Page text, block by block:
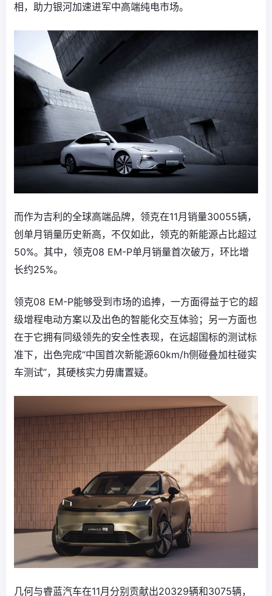
相，助力银河加速进军中高端纯电市场。
而作为吉利的全球高端品牌，领克在11月销量30055辆，
创单月销量历史新高，不仅如此，领克的新能源占比超过
50%。其中，领克08 EM-P单月销量首次破万，环比增
长约25%。
领克08 EM-P能够受到市场的追捧，一方面得益于它的超
级增程电动方案以及出色的智能化交互体验；另一方面也
在于它拥有同级领先的安全性表现，在远超国标的测试标
准下，出色完成“中国首次新能源60km/h侧碰叠加柱碰实
车测试”，其硬核实力毋庸置疑。
几何与睿蓝汽车在11月分别贡献出20329辆和3075辆，